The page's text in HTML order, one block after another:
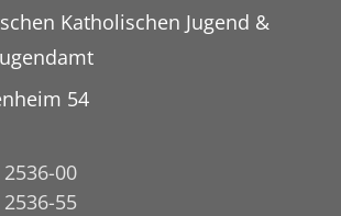
Katholischen Jugend &
54
00
55